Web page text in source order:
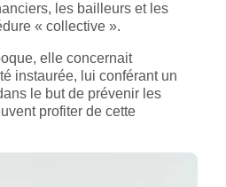
les bailleurs et les
« collective ».
elle concernait
instaurée, lui conférant un
le but de prévenir les
profiter de cette